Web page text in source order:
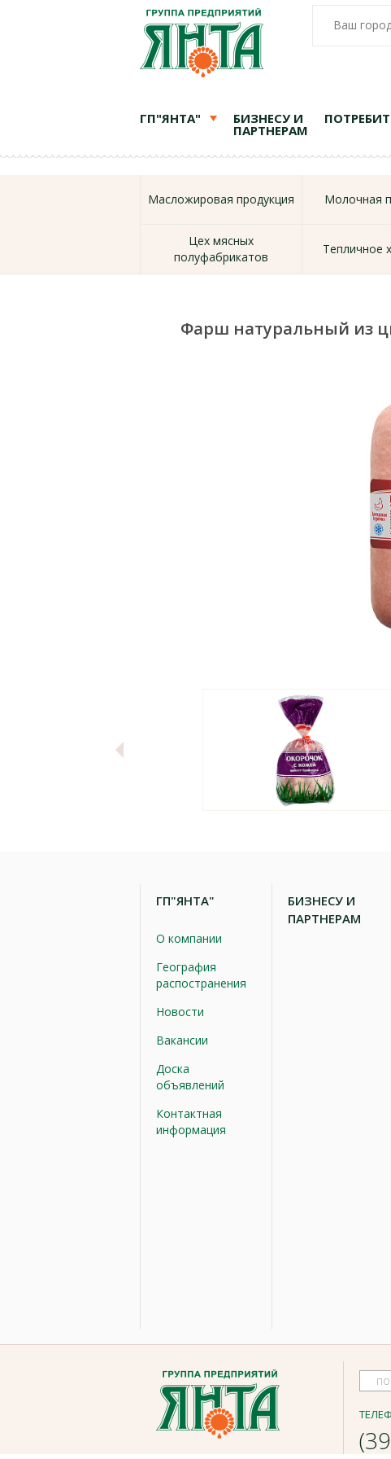
Ваш город
ГП"ЯНТА" БИЗНЕСУ И
ПАРТНЕРАМ
Масложировая продукция Молочная
Цех мясных
полуфабрикатов
Тепличное
Фарш натуральный из
ГП"ЯНТА"
О компании
География
распостранения
Новости
Вакансии
Доска
объявлений
Контактная
информация
БИЗНЕСУ И
ПАРТНЕРАМ